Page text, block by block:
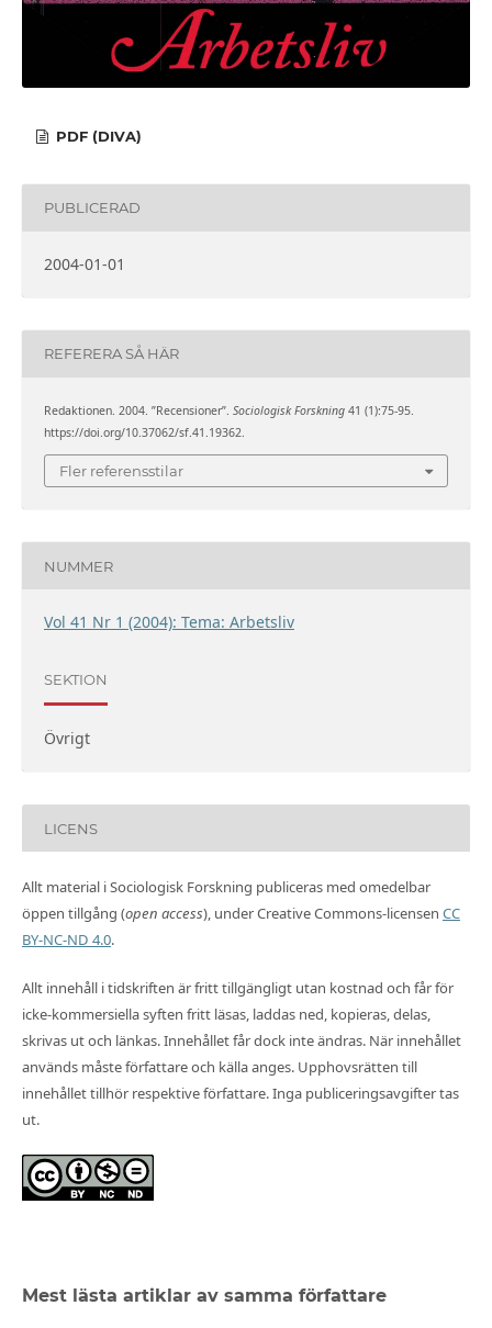
PDF (DIVA)
PUBLICERAD
2004-01-01
REFERERA SÅ HÄR
Redaktionen. 2004. ”Recensioner”. Sociologisk Forskning41 (1):75-95.
https://doi.org/10.37062/sf.41.19362.
Fler referensstilar
NUMMER
Vol 41 Nr 1 (2004): Tema: Arbetsliv
SEKTION
Övrigt
LICENS
Allt material i Sociologisk Forskning publiceras med omedelbar
öppen tillgång (open access), under Creative Commons-licensen CC
BY-NC-ND 4.0.
Allt innehåll i tidskriften är fritt tillgängligt utan kostnad och får för
icke-kommersiella syften fritt läsas, laddas ned, kopieras, delas,
skrivas ut och länkas. Innehållet får dock inte ändras. När innehållet
används måste författare och källa anges. Upphovsrätten till
innehållet tillhör respektive författare. Inga publiceringsavgifter tas
ut.
Mest lästa artiklar av samma författare